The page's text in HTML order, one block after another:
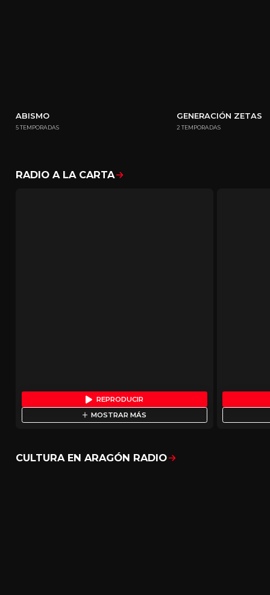
ABISMO
5 TEMPORADAS
GENERACIÓN ZETAS
2 TEMPORADAS
RADIO A LA CARTAMostrar todo
REPRODUCIR
MOSTRAR MÁS
CULTURA EN ARAGÓN RADIOMostrar todo